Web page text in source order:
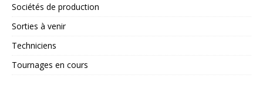
Sociétés de production
Sorties à venir
Techniciens
Tournages en cours